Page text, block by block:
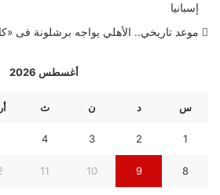
إسبانيا
موعد تاريخي.. الأهلي يواجه برشلونة فى «كامب
أغسطس 2026
س د ن ث
1
2
3
4
8
9
10
11